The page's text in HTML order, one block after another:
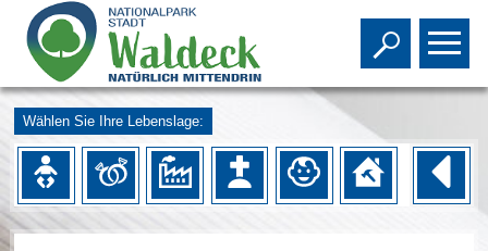
Toggle
Wählen Sie Ihre Lebenslage: